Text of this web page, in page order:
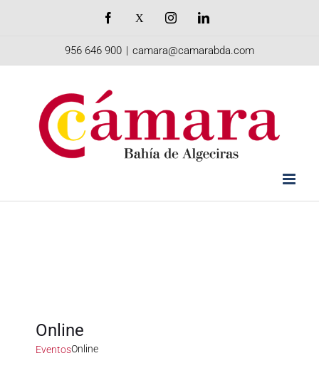
Facebook InstagramLinkedIn
956 646 900 | camara@camarabda.com
Online
EventosOnline